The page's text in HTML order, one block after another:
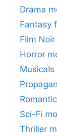
Drama
Fantasy
Film
Horror
Musicals
Sci-Fi
Thriller